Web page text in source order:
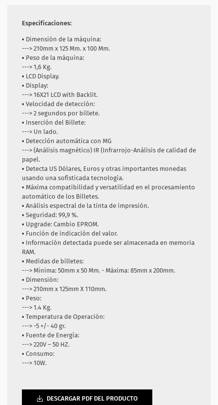
Especificaciones:
• Dimensión de la máquina:
--->210mm x 125 Mm. x 100 Mm.
• Peso de la máquina:
---> 1,6 Kg.
• LCD Display.
• Display:
--->16X21 LCD with Backlit.
• Velocidad de detección:
--->2 segundos por billete.
• Inserción del Billete:
---> Un lado.
• Detección automática con MG
--->(Análisis magnético) IR (Infrarrojo-Análisis de calidad de
papel.
• Detecta US Dólares, Euros y otras importantes monedas
usando una sofisticada tecnología.
• Máxima compatibilidad y versatilidad en el procesamiento
automático de los Billetes.
• Análisis espectral de la tinta de impresión.
• Seguridad: 99,9 %.
• Upgrade: Cambio EPROM.
• Función de indicación del valor.
• Información detectada puede ser almacenada en memoria
RAM.
• Medidas de billetes:
--->Mínima: 50mm x 50 Mm. - Máxima: 85mm x 200mm.
• Dimensión:
--->210mm x 125mm X 110mm.
• Peso:
--->1.4 Kg.
• Temperatura de Operación:
--->-5 +/- 40 gr.
• Fuente de Energía:
--->220V – 50 HZ.
• Consumo:
--->10W.
DESCARGAR PDF DEL PRODUCTO